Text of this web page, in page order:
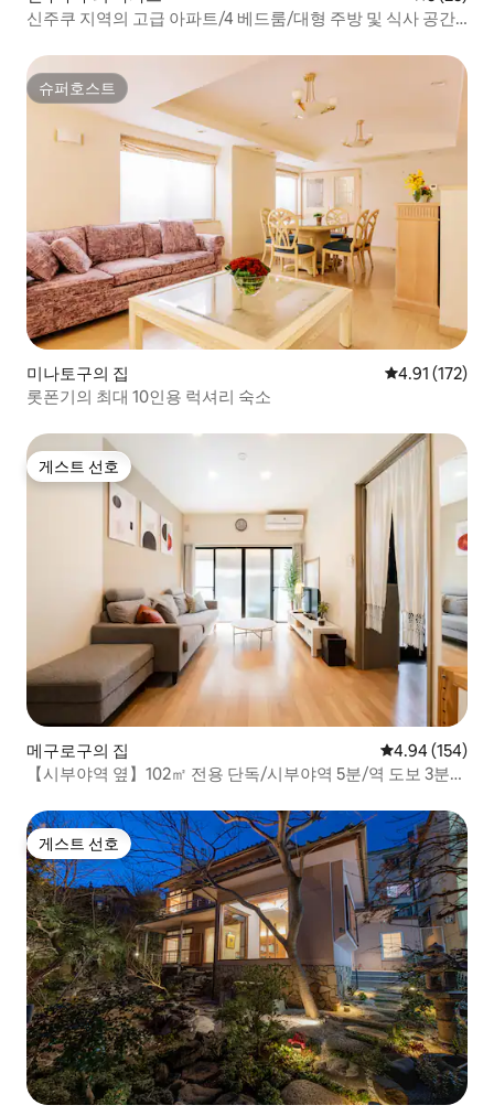
신주쿠 지역의 고급 아파트/4 베드룸/대형 주방 및 식사 공간/
슈퍼호스트
슈퍼호스트
미나토구의 집 평점 4.91점(5
4.91 (172)
롯폰기의 최대 10인용 럭셔리 숙소
게스트 선호
게스트 선호
메구로구의 집 평점 4.94점(5
4.94 (154)
【시부야역 옆】102㎡ 전용 단독/시부야역 5분/역 도보 3분/
게스트 선호
게스트 선호